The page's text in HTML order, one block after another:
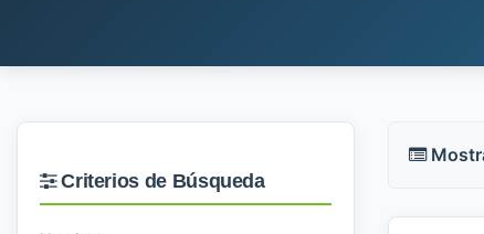
Criterios de Búsqueda